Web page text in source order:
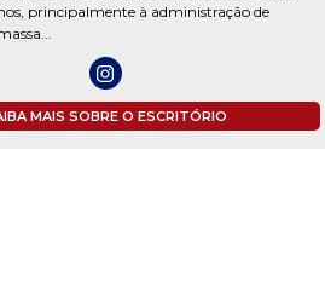
principalmente à administração de
MAIS SOBRE O ESCRITÓRIO